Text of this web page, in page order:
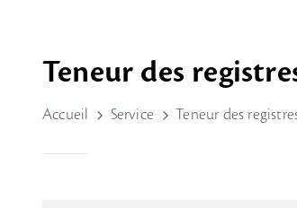
Teneur des
Accueil Service Teneur des